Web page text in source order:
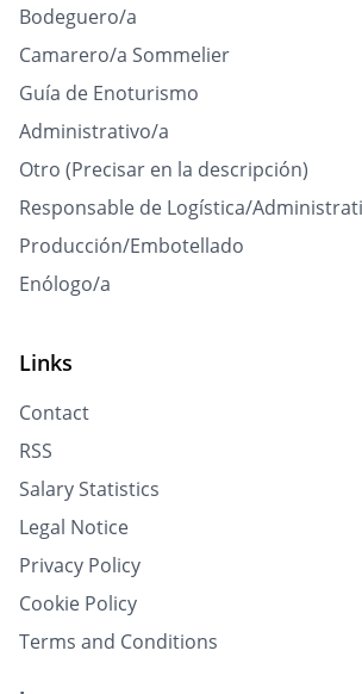
Bodeguero/a
Camarero/a Sommelier
Guía de Enoturismo
Administrativo/a
Otro (Precisar en la descripción)
Responsable de Logística/
Producción/Embotellado
Enólogo/a
Links
Contact
RSS
Salary Statistics
Legal Notice
Privacy Policy
Cookie Policy
Terms and Conditions